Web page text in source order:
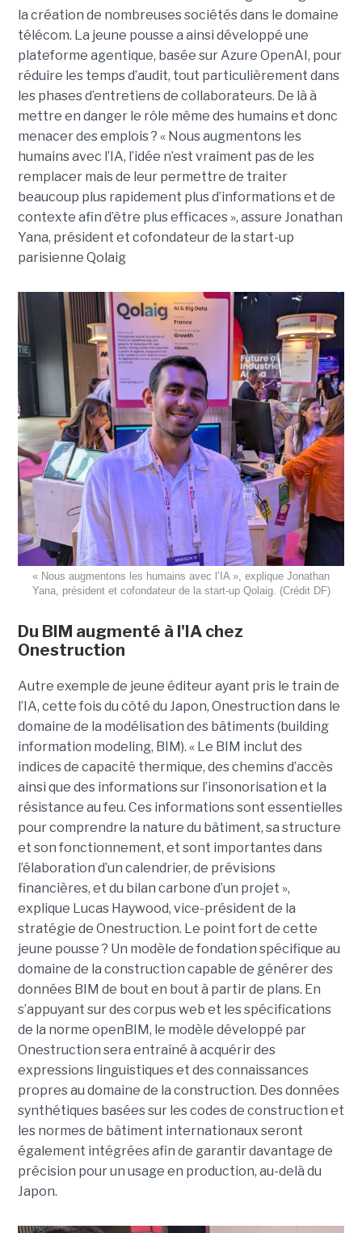
la création de nombreuses sociétés dans le domaine
télécom. La jeune pousse a ainsi développé une
plateforme agentique, basée sur Azure OpenAI, pour
réduire les temps d’audit, tout particulièrement dans
les phases d’entretiens de collaborateurs. De là à
mettre en danger le rôle même des humains et donc
menacer des emplois ? « Nous augmentons les
humains avec l’IA, l’idée n’est vraiment pas de les
remplacer mais de leur permettre de traiter
beaucoup plus rapidement plus d’informations et de
contexte afin d’être plus efficaces », assure Jonathan
Yana, président et cofondateur de la start-up
parisienne Qolaig
« Nous augmentons les humains avec l’IA », explique Jonathan
Yana, président et cofondateur de la start-up Qolaig. (Crédit DF)
Du BIM augmenté à l'IA chez
Onestruction
Autre exemple de jeune éditeur ayant pris le train de
l’IA, cette fois du côté du Japon, Onestruction dans le
domaine de la modélisation des bâtiments (building
information modeling, BIM). « Le BIM inclut des
indices de capacité thermique, des chemins d’accès
ainsi que des informations sur l’insonorisation et la
résistance au feu. Ces informations sont essentielles
pour comprendre la nature du bâtiment, sa structure
et son fonctionnement, et sont importantes dans
l’élaboration d’un calendrier, de prévisions
financières, et du bilan carbone d’un projet »,
explique Lucas Haywood, vice-président de la
stratégie de Onestruction. Le point fort de cette
jeune pousse ? Un modèle de fondation spécifique au
domaine de la construction capable de générer des
données BIM de bout en bout à partir de plans. En
s’appuyant sur des corpus web et les spécifications
de la norme openBIM, le modèle développé par
Onestruction sera entraîné à acquérir des
expressions linguistiques et des connaissances
propres au domaine de la construction. Des données
synthétiques basées sur les codes de construction et
les normes de bâtiment internationaux seront
également intégrées afin de garantir davantage de
précision pour un usage en production, au-delà du
Japon.